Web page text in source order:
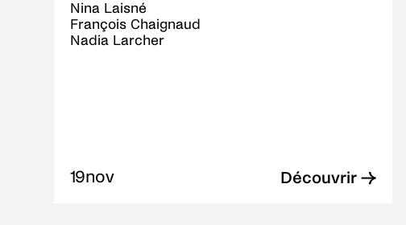
Nina Laisné
François Chaignaud
Nadia Larcher
nov
19 Découvrir →